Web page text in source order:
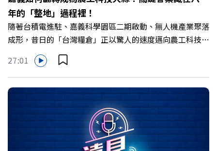
年的「整地」過程裡！
隨著台積電進駐、嘉義科學園區二期啟動、無人機產業聚落
成形，昔日的「台灣糧倉」正以驚人的速度邁向農工科技大
縣。在智慧農業、精品農產與「嘉義優鮮」品牌同步升級的
推動下，嘉義縣政府成功打破過往傳統農業縣的侷限，讓返
鄉子弟不僅能「回得來、留得下、活得好」，更為地方累積
迎向黃金十年的發展動能。 本集《遠見ON AIR》邀請嘉義
縣長翁章梁、立法委員蔡易餘、財信傳媒集團董事長謝金
河、紙風車劇團創辦人李永豐、以及嘉義縣人力發展所所長
許喻理。帶你深入剖析《嘉義被看見了》書中收錄的八年轉
型故事，讀懂這段洗天換地的歷程，並共同看見下一個黃金
27:01